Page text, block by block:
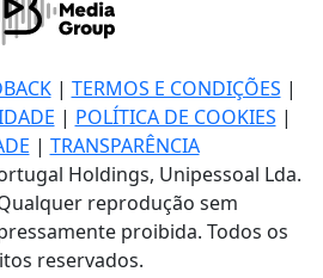
| TERMOS E CONDIÇÕES |
| POLÍTICA DE COOKIES |
| TRANSPARÊNCIA
Holdings, Unipessoal Lda.
reprodução sem
proibida. Todos os
reservados.